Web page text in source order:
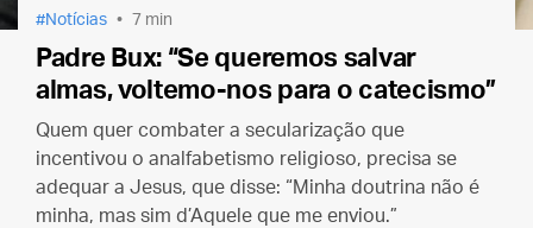
Notícias 7 min
Padre Bux: “Se queremos salvar
almas, voltemo-nos para o catecismo”
Quem quer combater a secularização que
incentivou o analfabetismo religioso, precisa se
adequar a Jesus, que disse: “Minha doutrina não é
minha, mas sim d’Aquele que me enviou.”